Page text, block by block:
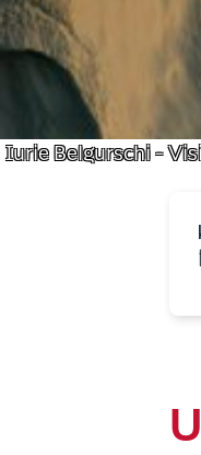
Iurie Belgurschi -